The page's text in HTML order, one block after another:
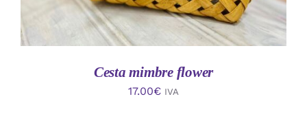
Cesta mimbre flower
17.00€ IVA